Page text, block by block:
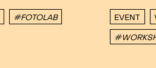
#FOTOLAB EVENT